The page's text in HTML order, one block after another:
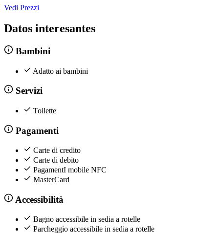
Vedi Prezzi
Datos interesantes
Bambini
Adatto ai bambini
Servizi
Toilette
Pagamenti
Carte di credito
Carte di debito
PagamentI mobile NFC
MasterCard
Accessibilità
Bagno accessibile in sedia a rotelle
Parcheggio accessibile in sedia a rotelle